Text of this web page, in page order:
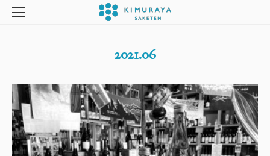
2021.06